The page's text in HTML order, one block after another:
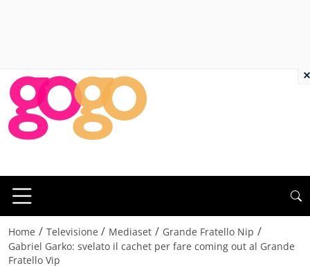
Home / Televisione / Mediaset / Grande Fratello Nip /
Gabriel Garko: svelato il cachet per fare coming out al Grande
Fratello Vip
×